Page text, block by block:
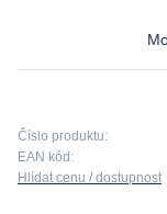
Číslo produktu:
EAN kód:
Hlídat cenu / dostupnost